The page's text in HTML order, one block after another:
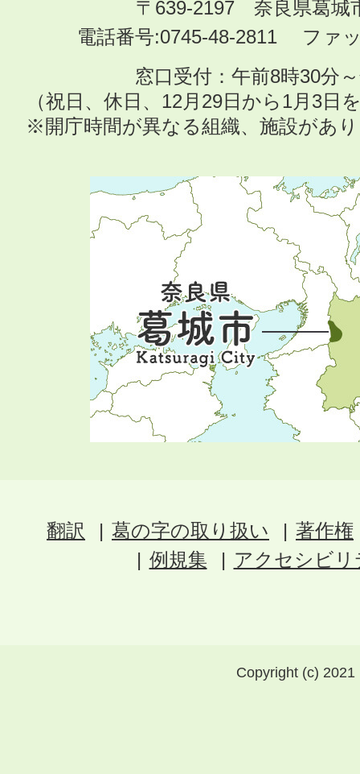
〒639-2197 奈良県葛城
電話番号:0745-48-2811 ファ
窓口受付：午前8時30分
（祝日、休日、12月29日から1月3日
※開庁時間が異なる組織、施設があ
翻訳 葛の字の取り扱い
著作権
例規集
アクセシビ
Copyright (c)